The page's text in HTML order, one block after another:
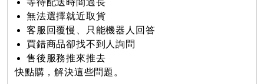
等待配送時間過長
無法選擇就近取貨
客服回覆慢、只能機器人回答
買錯商品卻找不到人詢問
售後服務推來推去
快點購，解決這些問題。